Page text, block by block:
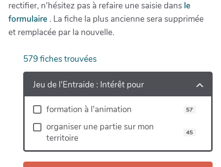
rectifier, n'hésitez pas à refaire une saisie dans le
formulaire . La fiche la plus ancienne sera supprimée
et remplacée par la nouvelle.
579fiches trouvées
Jeu de l'Entraide : Intérêt pour
formation à l'animation 57
organiser une partie sur mon
territoire
45
85
+
−